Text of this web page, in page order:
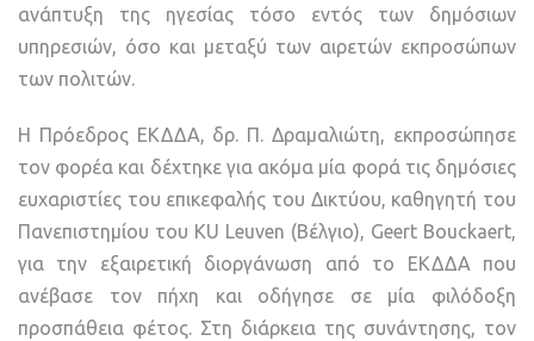
ανάπτυξη της ηγεσίας τόσο εντός των δημόσιων
υπηρεσιών, όσο και μεταξύ των αιρετών εκπροσώπων
των πολιτών.
Η Πρόεδρος ΕΚΔΔΑ, δρ. Π. Δραμαλιώτη, εκπροσώπησε
τον φορέα και δέχτηκε για ακόμα μία φορά τις δημόσιες
ευχαριστίες του επικεφαλής του Δικτύου, καθηγητή του
Πανεπιστημίου του KU Leuven (Βέλγιο), Geert Bouckaert,
για την εξαιρετική διοργάνωση από το ΕΚΔΔΑ που
ανέβασε τον πήχη και οδήγησε σε μία φιλόδοξη
προσπάθεια φέτος. Στη διάρκεια της συνάντησης, τον